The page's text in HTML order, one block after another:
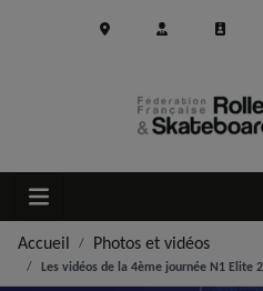
Accueil Photos et vidéos
Les vidéos de la 4ème journée N1 Elite